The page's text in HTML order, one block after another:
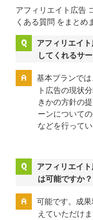
アフィリエイト広告
くある質問 をまとめ
アフィリエイ
してくれるサ
基本プランで
ト広告の現状
きかの方針の
ーンについて
などを行ってい
アフィリエイ
は可能ですか？
可能です。成
えていただけ